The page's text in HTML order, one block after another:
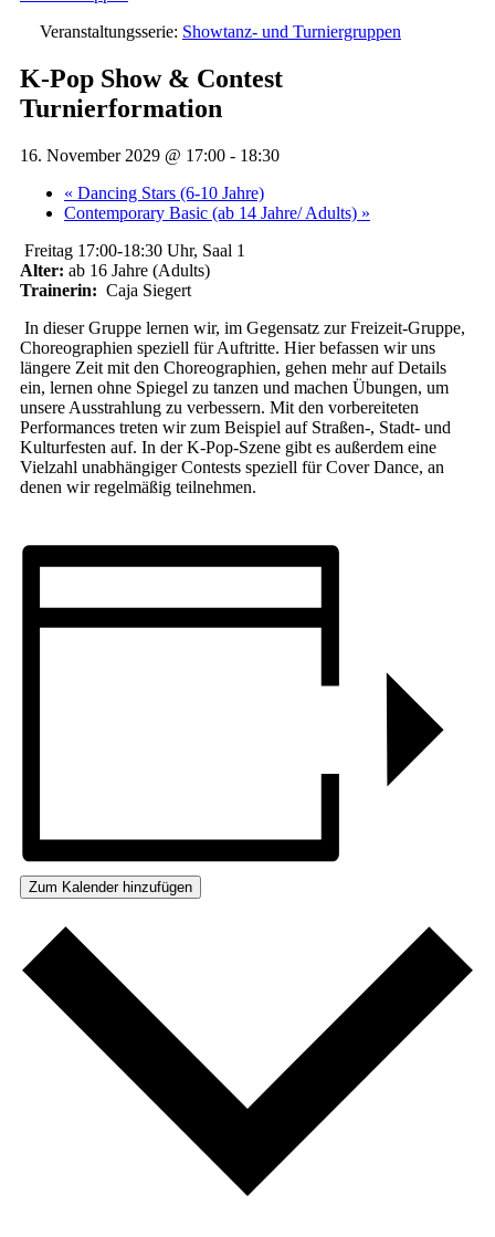
Veranstaltungsserie: Showtanz- und Turniergruppen
K-Pop Show & Contest
Turnierformation
16. November 2029 @ 17:00 - 18:30
« Dancing Stars (6-10 Jahre)
Contemporary Basic (ab 14 Jahre/ Adults) »
Freitag 17:00-18:30 Uhr, Saal 1
Alter: ab 16 Jahre (Adults)
Trainerin: Caja Siegert
In dieser Gruppe lernen wir, im Gegensatz zur Freizeit-Gruppe,
Choreographien speziell für Auftritte. Hier befassen wir uns
längere Zeit mit den Choreographien, gehen mehr auf Details
ein, lernen ohne Spiegel zu tanzen und machen Übungen, um
unsere Ausstrahlung zu verbessern. Mit den vorbereiteten
Performances treten wir zum Beispiel auf Straßen-, Stadt- und
Kulturfesten auf. In der K-Pop-Szene gibt es außerdem eine
Vielzahl unabhängiger Contests speziell für Cover Dance, an
denen wir regelmäßig teilnehmen.
Zum Kalender hinzufügen